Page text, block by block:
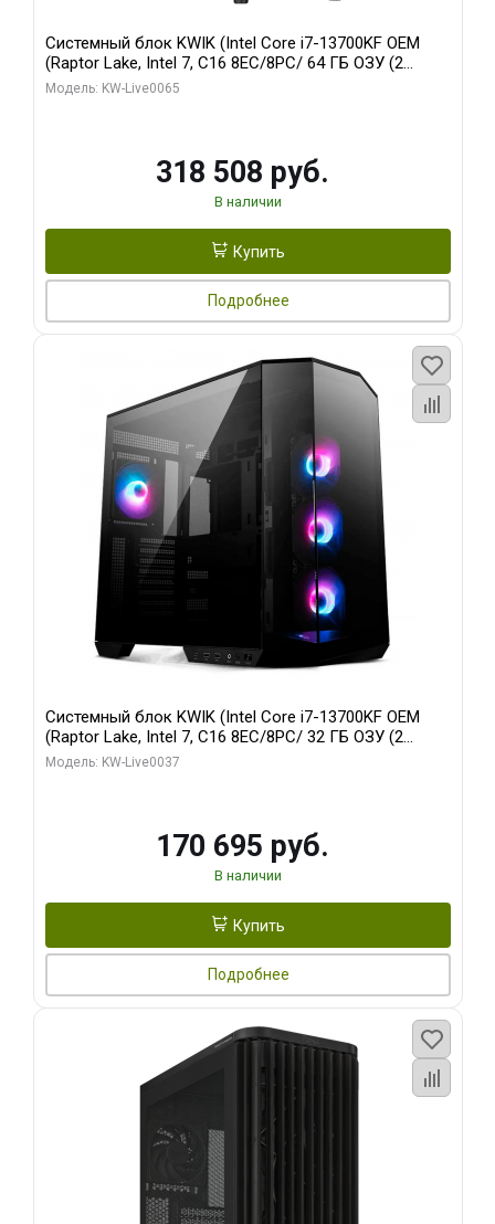
Системный блок KWIK (Intel Core i7-13700KF OEM
(Raptor Lake, Intel 7, C16 8EC/8PC/ 64 ГБ ОЗУ (2
модуля)/ ASUS RTX5080 PROART OC 16GB GDDR7
Модель: KW-Live0065
318 508 руб.
В наличии
Купить
Подробнее
Системный блок KWIK (Intel Core i7-13700KF OEM
(Raptor Lake, Intel 7, C16 8EC/8PC/ 32 ГБ ОЗУ (2
модуля)/ Gigabyte RTX5070 AERO OC 12GB GDDR7
Модель: KW-Live0037
170 695 руб.
В наличии
Купить
Подробнее